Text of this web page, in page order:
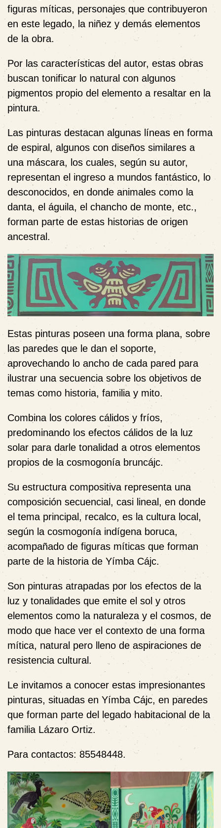
figuras míticas, personajes que contribuyeron
en este legado, la niñez y demás elementos
de la obra.
Por las características del autor, estas obras
buscan tonificar lo natural con algunos
pigmentos propio del elemento a resaltar en la
pintura.
Las pinturas destacan algunas líneas en forma
de espiral, algunos con diseños similares a
una máscara, los cuales, según su autor,
representan el ingreso a mundos fantástico, lo
desconocidos, en donde animales como la
danta, el águila, el chancho de monte, etc.,
forman parte de estas historias de origen
ancestral.
Estas pinturas poseen una forma plana, sobre
las paredes que le dan el soporte,
aprovechando lo ancho de cada pared para
ilustrar una secuencia sobre los objetivos de
temas como historia, familia y mito.
Combina los colores cálidos y fríos,
predominando los efectos cálidos de la luz
solar para darle tonalidad a otros elementos
propios de la cosmogonía bruncájc.
Su estructura compositiva representa una
composición secuencial, casi lineal, en donde
el tema principal, recalco, es la cultura local,
según la cosmogonía indígena boruca,
acompañado de figuras míticas que forman
parte de la historia de Yímba Cájc.
Son pinturas atrapadas por los efectos de la
luz y tonalidades que emite el sol y otros
elementos como la naturaleza y el cosmos, de
modo que hace ver el contexto de una forma
mítica, natural pero lleno de aspiraciones de
resistencia cultural.
Le invitamos a conocer estas impresionantes
pinturas, situadas en Yímba Cájc, en paredes
que forman parte del legado habitacional de la
familia Lázaro Ortiz.
Para contactos: 85548448.